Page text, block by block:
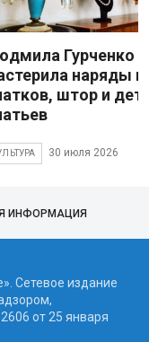
Гурченко
наряды
штор и
30 июля 2026
ИНФОРМАЦИЯ
Сетевое издание
от 25 января